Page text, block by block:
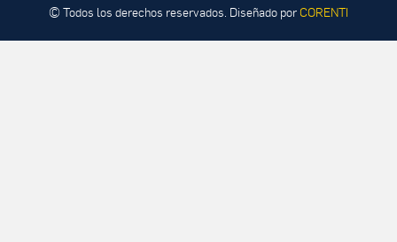
© Todos los derechos reservados. Diseñado porCORENTI